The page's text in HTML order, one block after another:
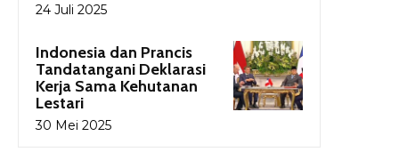
24 Juli 2025
Indonesia dan Prancis
Tandatangani Deklarasi
Kerja Sama Kehutanan
Lestari
30 Mei 2025